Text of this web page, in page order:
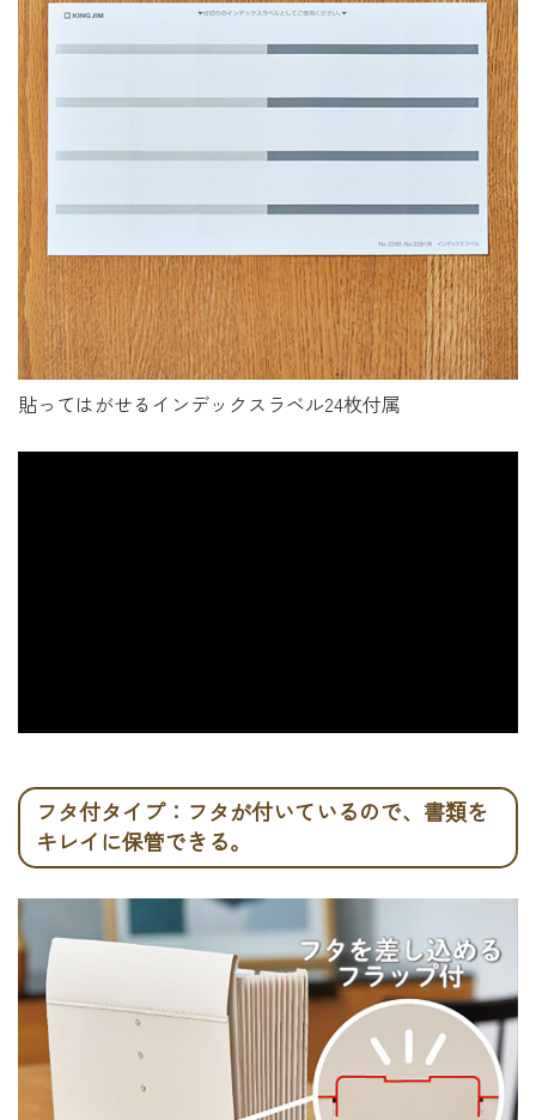
貼ってはがせるインデックスラベル24枚付属
フタ付タイプ：フタが付いているので、書類を
キレイに保管できる。